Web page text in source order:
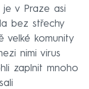
v Praze asi
bez střechy
velké komunity
nimi virus
zaplnit mnoho